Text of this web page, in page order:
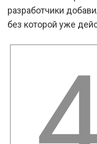
разработчики
без которой уже